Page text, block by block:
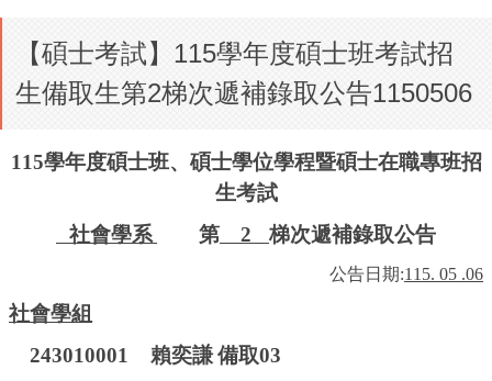
【碩士考試】115學年度碩士班考試招
生備取生第2梯次遞補錄取公告1150506
115學年度碩士班、碩士學位學程暨碩士在職專班招
生考試
社會學系
第 2 梯次遞補錄取公告
公告日期:115. 05 .06
社會學組
243010001 賴奕謙 備取03